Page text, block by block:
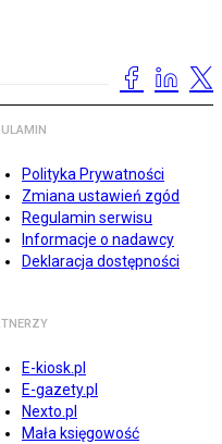
Polityka Prywatności
Zmiana ustawień zgód
Regulamin serwisu
Informacje o nadawcy
Deklaracja dostępności
E-kiosk.pl
E-gazety.pl
Nexto.pl
Mała księgowość